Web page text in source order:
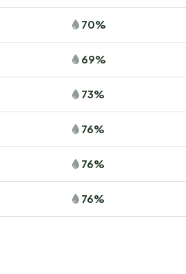
70%
69%
73%
76%
76%
76%